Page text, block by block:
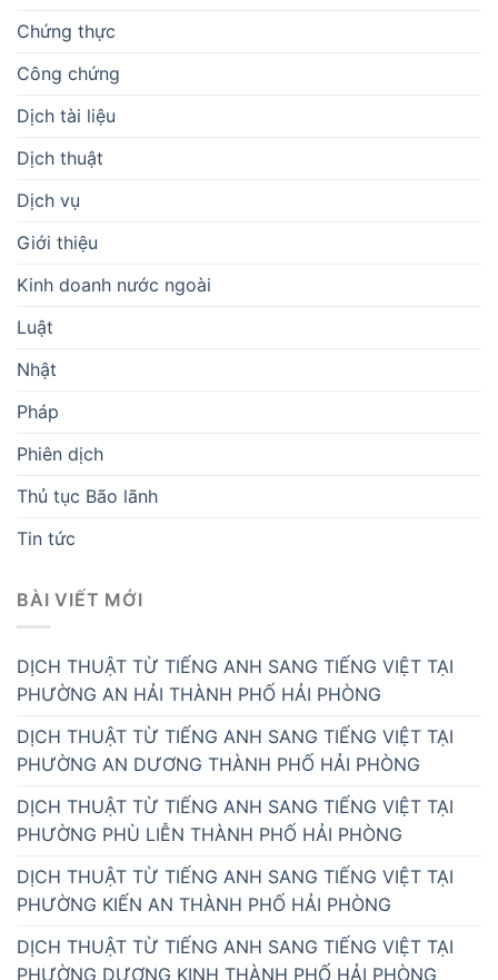
Chứng thực
Công chứng
Dịch tài liệu
Dịch thuật
Dịch vụ
Giới thiệu
Kinh doanh nước ngoài
Luật
Nhật
Pháp
Phiên dịch
Thủ tục Bão lãnh
Tin tức
BÀI VIẾT MỚI
DỊCH THUẬT TỪ TIẾNG ANH SANG TIẾNG VIỆT TẠI
PHƯỜNG AN HẢI THÀNH PHỐ HẢI PHÒNG
DỊCH THUẬT TỪ TIẾNG ANH SANG TIẾNG VIỆT TẠI
PHƯỜNG AN DƯƠNG THÀNH PHỐ HẢI PHÒNG
DỊCH THUẬT TỪ TIẾNG ANH SANG TIẾNG VIỆT TẠI
PHƯỜNG PHÙ LIỄN THÀNH PHỐ HẢI PHÒNG
DỊCH THUẬT TỪ TIẾNG ANH SANG TIẾNG VIỆT TẠI
PHƯỜNG KIẾN AN THÀNH PHỐ HẢI PHÒNG
DỊCH THUẬT TỪ TIẾNG ANH SANG TIẾNG VIỆT TẠI
PHƯỜNG DƯƠNG KINH THÀNH PHỐ HẢI PHÒNG